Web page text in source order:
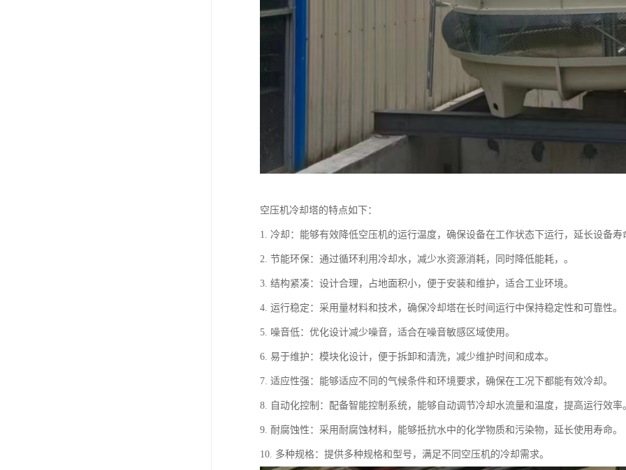
空压机冷却塔的特点如下：
1. 冷却：能够有效降低空压机的运行温度，确保设备在工作状态下运行，延长设备寿
2. 节能环保：通过循环利用冷却水，减少水资源消耗，同时降低能耗，。
3. 结构紧凑：设计合理，占地面积小，便于安装和维护，适合工业环境。
4. 运行稳定：采用量材料和技术，确保冷却塔在长时间运行中保持稳定性和可靠性。
5. 噪音低：优化设计减少噪音，适合在噪音敏感区域使用。
6. 易于维护：模块化设计，便于拆卸和清洗，减少维护时间和成本。
7. 适应性强：能够适应不同的气候条件和环境要求，确保在工况下都能有效冷却。
8. 自动化控制：配备智能控制系统，能够自动调节冷却水流量和温度，提高运行效率
9. 耐腐蚀性：采用耐腐蚀材料，能够抵抗水中的化学物质和污染物，延长使用寿命。
10. 多种规格：提供多种规格和型号，满足不同空压机的冷却需求。